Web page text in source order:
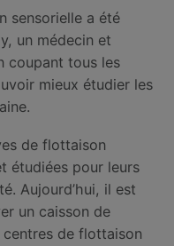
sensorielle a été
un médecin et
coupant tous les
mieux étudier les
de flottaison
étudiées pour leurs
Aujourd’hui, il est
un caisson de
de flottaison